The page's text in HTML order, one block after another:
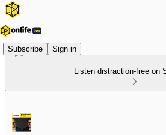
Subscribe Sign in
Listen distraction-free on